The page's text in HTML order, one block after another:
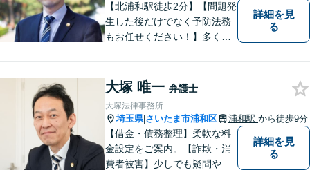
【北浦和駅徒歩2分】【問題発
生した後だけでなく予防法務
もお任せください！】多くの
ような案件に対してもご依頼
者様に寄り添って真摯に対応
すること」がモットーです。
【完全個室】
詳細を見
る
大塚 唯一 弁護士
大塚法律事務所
埼玉県|さいたま市浦和区 浦和駅 から徒歩9分
【借金・債務整理】柔軟な料
金設定をご案内。【詐欺・消
費者被害】少しでも疑問や不
詳細を見
る